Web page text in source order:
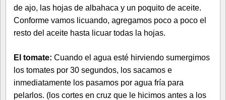
de ajo, las hojas de albahaca y un poquito de aceite.
Conforme vamos licuando, agregamos poco a poco el
resto del aceite hasta licuar todas la hojas.
El tomate: Cuando el agua esté hirviendo sumergimos
los tomates por 30 segundos, los sacamos e
inmediatamente los pasamos por agua fría para
pelarlos. (los cortes en cruz que le hicimos antes a los